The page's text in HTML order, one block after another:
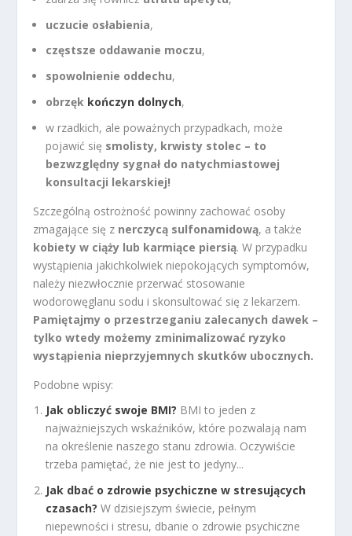
uczucie osłabienia,
częstsze oddawanie moczu,
spowolnienie oddechu,
obrzęk kończyn dolnych,
w rzadkich, ale poważnych przypadkach, może
pojawić się smolisty, krwisty stolec – to
bezwzględny sygnał do natychmiastowej
konsultacji lekarskiej!
Szczególną ostrożność powinny zachować osoby
zmagające się z nerczycą sulfonamidową, a także
kobiety w ciąży lub karmiące piersią. W przypadku
wystąpienia jakichkolwiek niepokojących symptomów,
należy niezwłocznie przerwać stosowanie
wodorowęglanu sodu i skonsultować się z lekarzem.
Pamiętajmy o przestrzeganiu zalecanych dawek –
tylko wtedy możemy zminimalizować ryzyko
wystąpienia nieprzyjemnych skutków ubocznych.
Podobne wpisy:
Jak obliczyć swoje BMI? BMI to jeden z
najważniejszych wskaźników, które pozwalają nam
na określenie naszego stanu zdrowia. Oczywiście
trzeba pamiętać, że nie jest to jedyny...
Jak dbać o zdrowie psychiczne w stresujących
czasach? W dzisiejszym świecie, pełnym
niepewności i stresu, dbanie o zdrowie psychiczne